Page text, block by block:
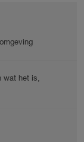
wat het is,